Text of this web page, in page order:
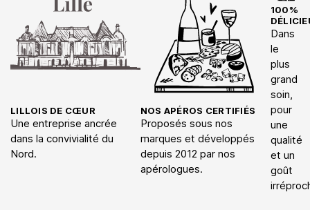
LILLOIS DE CŒUR
Une entreprise ancrée
dans la convivialité du
Nord.
NOS APÉROS CERTIFIÉS
Proposés sous nos
marques et développés
depuis 2012 par nos
apérologues.
100%
Dans
le
plus
grand
soin,
pour
une
qualité
et un
goût